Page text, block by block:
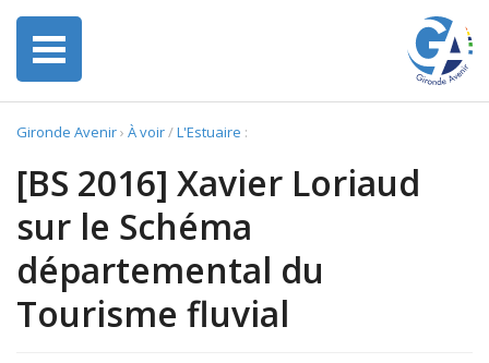
Gironde Avenir› À voir/L'Estuaire :
[BS 2016] Xavier Loriaud
sur le Schéma
départemental du
Tourisme fluvial